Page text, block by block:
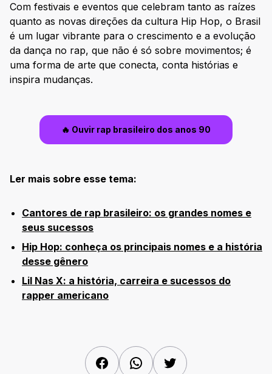
Com festivais e eventos que celebram tanto as raízes
quanto as novas direções da cultura Hip Hop, o Brasil
é um lugar vibrante para o crescimento e a evolução
da dança no rap, que não é só sobre movimentos; é
uma forma de arte que conecta, conta histórias e
inspira mudanças.
🔥 Ouvir rap brasileiro dos anos 90
Ler mais sobre esse tema:
Cantores de rap brasileiro: os grandes nomes e
seus sucessos
Hip Hop: conheça os principais nomes e a história
desse gênero
Lil Nas X: a história, carreira e sucessos do
rapper americano
FacebookWhatsAppTwitter